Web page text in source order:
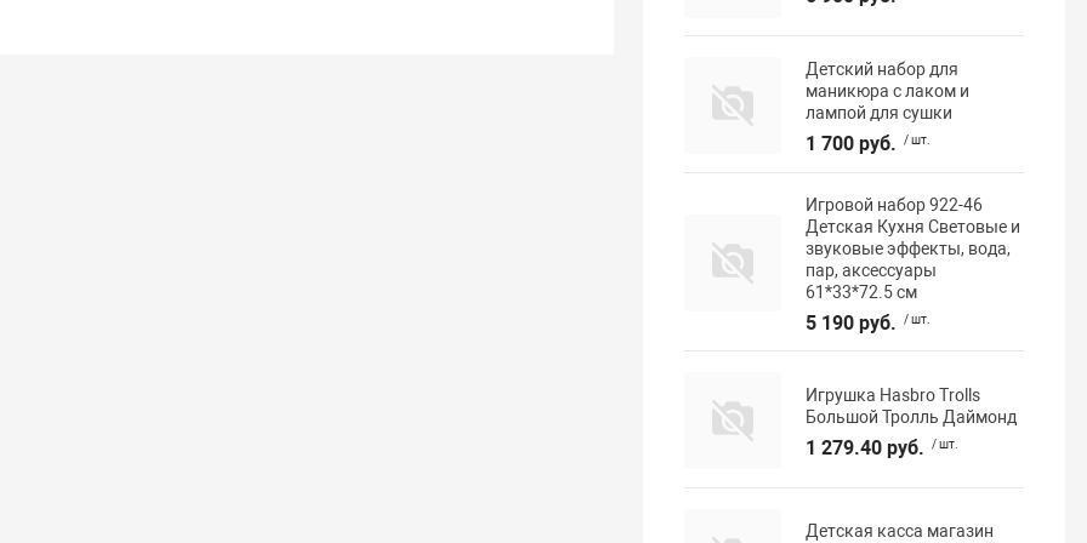
Детский набор для
маникюра с лаком и
лампой для сушки
1 700 руб. / шт.
Игровой набор 922-46
Детская Кухня Световые и
звуковые эффекты, вода,
пар, аксессуары
61*33*72.5 см
5 190 руб. / шт.
Игрушка Hasbro Trolls
Большой Тролль Даймонд
1 279.40 руб. / шт.
Детская касса магазин